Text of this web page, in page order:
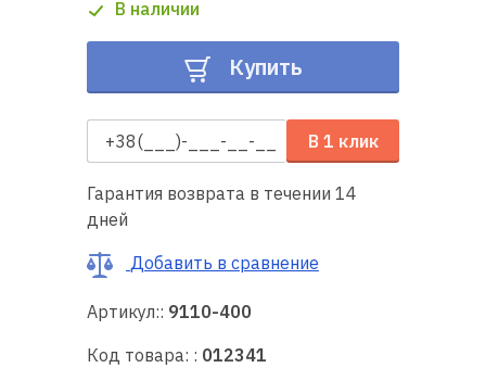
швейной
техники
Полезные
советы
нас
В наличии
Купить
В 1 клик
Гарантия возврата в течении 14
дней
Добавить в сравнение
Артикул:: 9110-400
Код товара: : 012341